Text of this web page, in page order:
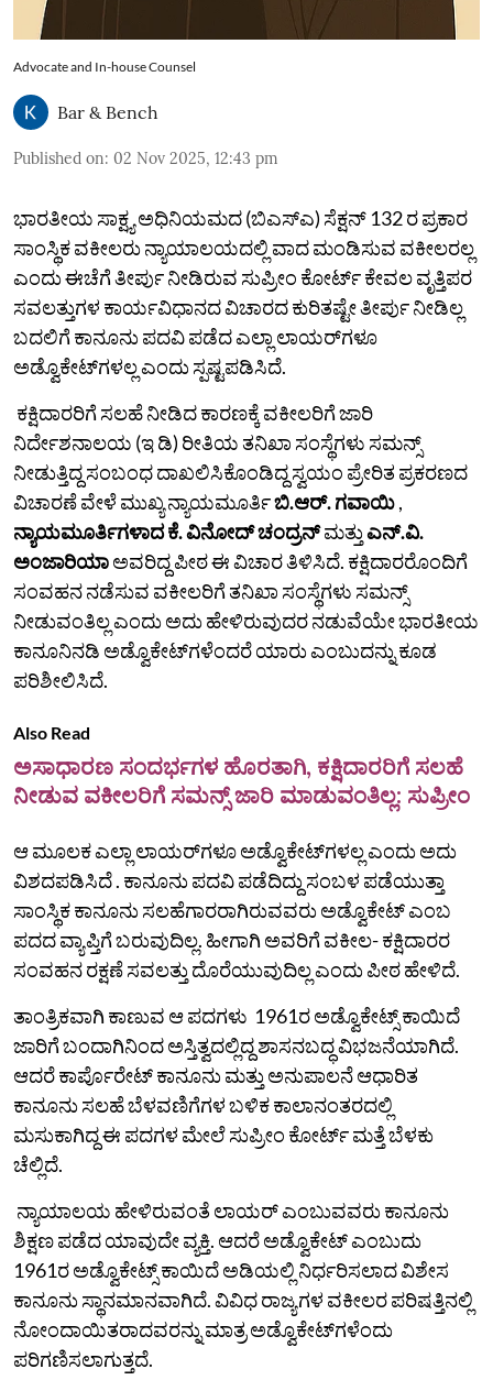
Advocate and In-house Counsel
Bar & Bench
Published on: 02 Nov 2025, 12:43 pm
ಭಾರತೀಯ ಸಾಕ್ಷ್ಯ ಅಧಿನಿಯಮದ (ಬಿಎಸ್‌ಎ) ಸೆಕ್ಷನ್ 132 ರ ಪ್ರಕಾರ
ಸಾಂಸ್ಥಿಕ ವಕೀಲರು ನ್ಯಾಯಾಲಯದಲ್ಲಿ ವಾದ ಮಂಡಿಸುವ ವಕೀಲರಲ್ಲ
ಎಂದು ಈಚೆಗೆ ತೀರ್ಪು ನೀಡಿರುವ ಸುಪ್ರೀಂ ಕೋರ್ಟ್‌ ಕೇವಲ ವೃತ್ತಿಪರ
ಸವಲತ್ತುಗಳ ಕಾರ್ಯವಿಧಾನದ ವಿಚಾರದ ಕುರಿತಷ್ಟೇ ತೀರ್ಪು ನೀಡಿಲ್ಲ
ಬದಲಿಗೆ ಕಾನೂನು ಪದವಿ ಪಡೆದ ಎಲ್ಲಾ ಲಾಯರ್‌ಗಳೂ
ಅಡ್ವೊಕೇಟ್‌ಗಳಲ್ಲ ಎಂದು ಸ್ಪಷ್ಟಪಡಿಸಿದೆ.
ಕಕ್ಷಿದಾರರಿಗೆ ಸಲಹೆ ನೀಡಿದ ಕಾರಣಕ್ಕೆ ವಕೀಲರಿಗೆ ಜಾರಿ
ನಿರ್ದೇಶನಾಲಯ (ಇ ಡಿ) ರೀತಿಯ ತನಿಖಾ ಸಂಸ್ಥೆಗಳು ಸಮನ್ಸ್‌
ನೀಡುತ್ತಿದ್ದ ಸಂಬಂಧ ದಾಖಲಿಸಿಕೊಂಡಿದ್ದ ಸ್ವಯಂ ಪ್ರೇರಿತ ಪ್ರಕರಣದ
ವಿಚಾರಣೆ ವೇಳೆ ಮುಖ್ಯ ನ್ಯಾಯಮೂರ್ತಿಬಿ.ಆರ್. ಗವಾಯಿ,
ನ್ಯಾಯಮೂರ್ತಿಗಳಾದ ಕೆ. ವಿನೋದ್ ಚಂದ್ರನ್ಮತ್ತುಎನ್.ವಿ.
ಅಂಜಾರಿಯಾಅವರಿದ್ದ ಪೀಠ ಈ ವಿಚಾರ ತಿಳಿಸಿದೆ. ಕಕ್ಷಿದಾರರೊಂದಿಗೆ
ಸಂವಹನ ನಡೆಸುವ ವಕೀಲರಿಗೆ ತನಿಖಾ ಸಂಸ್ಥೆಗಳು ಸಮನ್ಸ್‌
ನೀಡುವಂತಿಲ್ಲ ಎಂದು ಅದು ಹೇಳಿರುವುದರ ನಡುವೆಯೇ ಭಾರತೀಯ
ಕಾನೂನಿನಡಿ ಅಡ್ವೊಕೇಟ್‌ಗಳೆಂದರೆ ಯಾರು ಎಂಬುದನ್ನು ಕೂಡ
ಪರಿಶೀಲಿಸಿದೆ.
Also Read
ಅಸಾಧಾರಣ ಸಂದರ್ಭಗಳ ಹೊರತಾಗಿ, ಕಕ್ಷಿದಾರರಿಗೆ ಸಲಹೆ
ನೀಡುವ ವಕೀಲರಿಗೆ ಸಮನ್ಸ್ ಜಾರಿ ಮಾಡುವಂತಿಲ್ಲ: ಸುಪ್ರೀಂ
ಆ ಮೂಲಕ ಎಲ್ಲಾ ಲಾಯರ್‌ಗಳೂ ಅಡ್ವೊಕೇಟ್‌ಗಳಲ್ಲ ಎಂದು ಅದು
ವಿಶದಪಡಿಸಿದೆ . ಕಾನೂನು ಪದವಿ ಪಡೆದಿದ್ದು ಸಂಬಳ ಪಡೆಯುತ್ತಾ
ಸಾಂಸ್ಥಿಕ ಕಾನೂನು ಸಲಹೆಗಾರರಾಗಿರುವವರು ಅಡ್ವೊಕೇಟ್‌ ಎಂಬ
ಪದದ ವ್ಯಾಪ್ತಿಗೆ ಬರುವುದಿಲ್ಲ. ಹೀಗಾಗಿ ಅವರಿಗೆ ವಕೀಲ- ಕಕ್ಷಿದಾರರ
ಸಂವಹನ ರಕ್ಷಣೆ ಸವಲತ್ತು ದೊರೆಯುವುದಿಲ್ಲ ಎಂದು ಪೀಠ ಹೇಳಿದೆ.
ತಾಂತ್ರಿಕವಾಗಿ ಕಾಣುವ ಆ ಪದಗಳು 1961ರ ಅಡ್ವೊಕೇಟ್ಸ್‌ ಕಾಯಿದೆ
ಜಾರಿಗೆ ಬಂದಾಗಿನಿಂದ ಅಸ್ತಿತ್ವದಲ್ಲಿದ್ದ ಶಾಸನಬದ್ಧ ವಿಭಜನೆಯಾಗಿದೆ.
ಆದರೆ ಕಾರ್ಪೊರೇಟ್ ಕಾನೂನು ಮತ್ತು ಅನುಪಾಲನೆ ಆಧಾರಿತ
ಕಾನೂನು ಸಲಹೆ ಬೆಳವಣಿಗೆಗಳ ಬಳಿಕ ಕಾಲಾನಂತರದಲ್ಲಿ
ಮಸುಕಾಗಿದ್ದ ಈ ಪದಗಳ ಮೇಲೆ ಸುಪ್ರೀಂ ಕೋರ್ಟ್‌ ಮತ್ತೆ ಬೆಳಕು
ಚೆಲ್ಲಿದೆ.
ನ್ಯಾಯಾಲಯ ಹೇಳಿರುವಂತೆ ಲಾಯರ್‌ ಎಂಬುವವರು ಕಾನೂನು
ಶಿಕ್ಷಣ ಪಡೆದ ಯಾವುದೇ ವ್ಯಕ್ತಿ. ಆದರೆ ಅಡ್ವೊಕೇಟ್‌ ಎಂಬುದು
1961ರ ಅಡ್ವೊಕೇಟ್ಸ್‌ ಕಾಯಿದೆ ಅಡಿಯಲ್ಲಿ ನಿರ್ಧರಿಸಲಾದ ವಿಶೇಸ
ಕಾನೂನು ಸ್ಥಾನಮಾನವಾಗಿದೆ. ವಿವಿಧ ರಾಜ್ಯಗಳ ವಕೀಲರ ಪರಿಷತ್ತಿನಲ್ಲಿ
ನೋಂದಾಯಿತರಾದವರನ್ನು ಮಾತ್ರ ಅಡ್ವೊಕೇಟ್‌ಗಳೆಂದು
ಪರಿಗಣಿಸಲಾಗುತ್ತದೆ.